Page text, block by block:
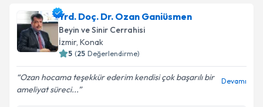
Yrd. Doç. Dr. Ozan Ganiüsmen
Beyin ve Sinir Cerrahisi
İzmir, Konak
5 (25 Değerlendirme)
Ozan hocama teşekkür ederim kendisi çok başarılı bir
ameliyat süreci...
Devamı